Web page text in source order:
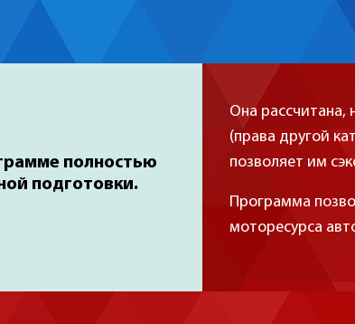
полностью
подготовки.
Она
(права другой
позволяет им
Программа
моторесурса